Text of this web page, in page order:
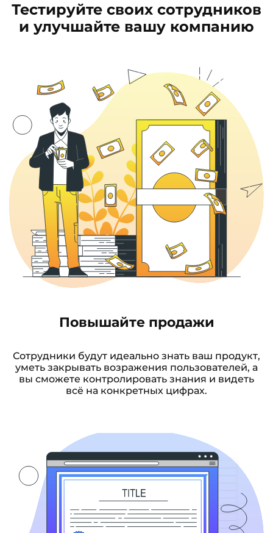
Тестируйте своих сотрудников
и улучшайте вашу компанию
Повышайте продажи
Сотрудники будут идеально знать ваш продукт,
уметь закрывать возражения пользователей, а
вы сможете контролировать знания и видеть
всё на конкретных цифрах.